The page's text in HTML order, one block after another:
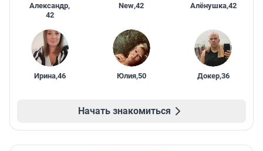
Александр,
42
New,42 Алёнушка,42
Ирина,46 Юлия,50 Докер,36
Начать знакомиться